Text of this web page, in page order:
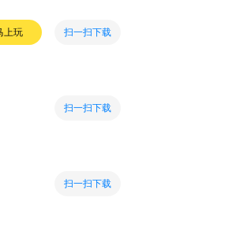
上玩 扫一扫下载
扫一扫下载
扫一扫下载